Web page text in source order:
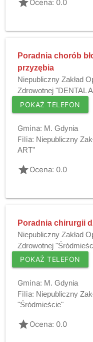
gradeOcena: 0.0
Poradnia chorób
przyzębia
Niepubliczny Zakład
Zdrowotnej "DENTAL
POKAŻ TELEFON
Gmina: M. Gdynia
Filia: Niepubliczny
ART"
gradeOcena: 0.0
Poradnia chirurgii
Niepubliczny Zakład
Zdrowotnej
POKAŻ TELEFON
Gmina: M. Gdynia
Filia: Niepubliczny
"Śródmieście"
gradeOcena: 0.0